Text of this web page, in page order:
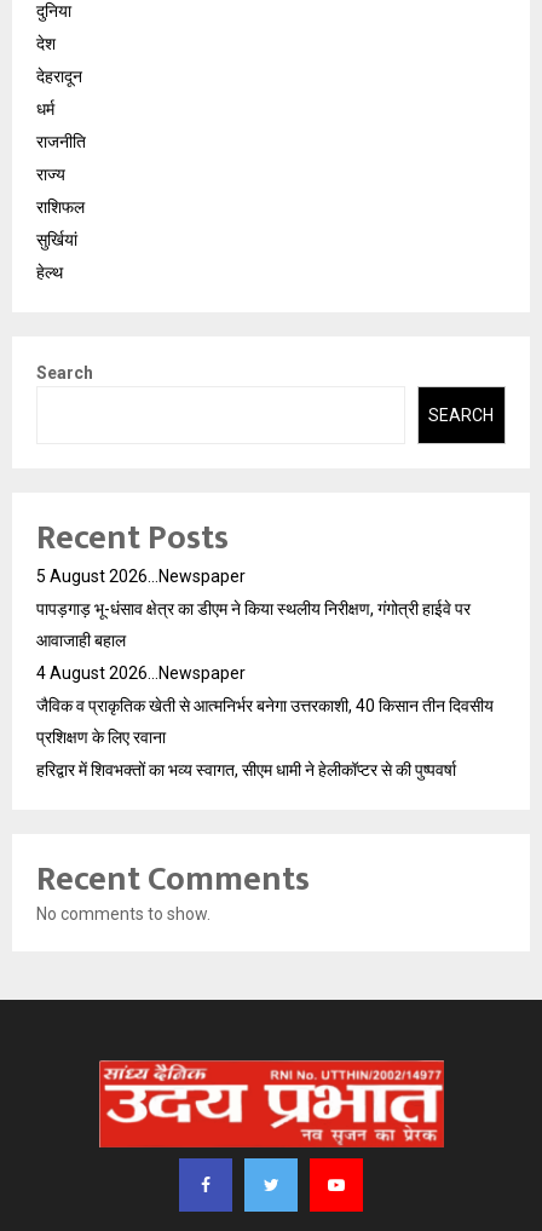
दुनिया
देश
देहरादून
धर्म
राजनीति
राज्य
राशिफल
सुर्खियां
हेल्थ
Search
SEARCH
Recent Posts
5 August 2026…Newspaper
पापड़गाड़ भू-धंसाव क्षेत्र का डीएम ने किया स्थलीय निरीक्षण, गंगोत्री हाईवे पर
आवाजाही बहाल
4 August 2026…Newspaper
जैविक व प्राकृतिक खेती से आत्मनिर्भर बनेगा उत्तरकाशी, 40 किसान तीन दिवसीय
प्रशिक्षण के लिए रवाना
हरिद्वार में शिवभक्तों का भव्य स्वागत, सीएम धामी ने हेलीकॉप्टर से की पुष्पवर्षा
Recent Comments
No comments to show.